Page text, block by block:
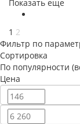
Показать еще
1 2
Фильтр по
Сортировка
По популярности
Цена